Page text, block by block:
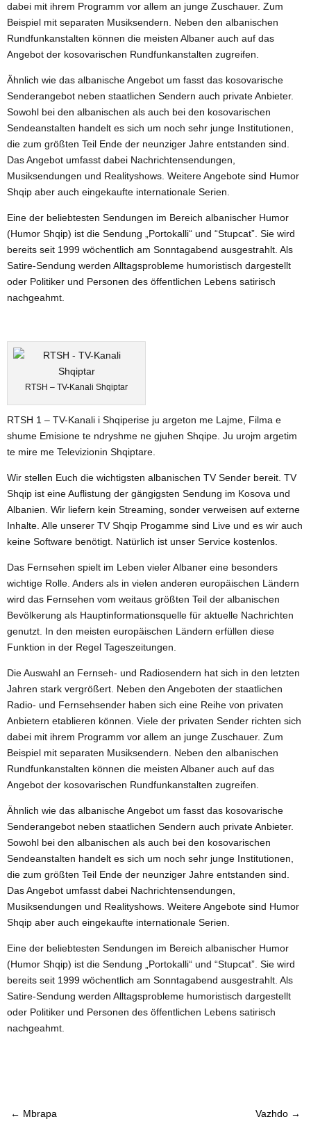
dabei mit ihrem Programm vor allem an junge Zuschauer. Zum
Beispiel mit separaten Musiksendern. Neben den albanischen
Rundfunkanstalten können die meisten Albaner auch auf das
Angebot der kosovarischen Rundfunkanstalten zugreifen.
Ähnlich wie das albanische Angebot um fasst das kosovarische
Senderangebot neben staatlichen Sendern auch private Anbieter.
Sowohl bei den albanischen als auch bei den kosovarischen
Sendeanstalten handelt es sich um noch sehr junge Institutionen,
die zum größten Teil Ende der neunziger Jahre entstanden sind.
Das Angebot umfasst dabei Nachrichtensendungen,
Musiksendungen und Realityshows. Weitere Angebote sind Humor
Shqip aber auch eingekaufte internationale Serien.
Eine der beliebtesten Sendungen im Bereich albanischer Humor
(Humor Shqip) ist die Sendung „Portokalli“ und “Stupcat”. Sie wird
bereits seit 1999 wöchentlich am Sonntagabend ausgestrahlt. Als
Satire-Sendung werden Alltagsprobleme humoristisch dargestellt
oder Politiker und Personen des öffentlichen Lebens satirisch
nachgeahmt.
RTSH – TV-Kanali Shqiptar
RTSH 1 – TV-Kanali i Shqiperise ju argeton me Lajme, Filma e
shume Emisione te ndryshme ne gjuhen Shqipe. Ju urojm argetim
te mire me Televizionin Shqiptare.
Wir stellen Euch die wichtigsten albanischen TV Sender bereit. TV
Shqip ist eine Auflistung der gängigsten Sendung im Kosova und
Albanien. Wir liefern kein Streaming, sonder verweisen auf externe
Inhalte. Alle unserer TV Shqip Progamme sind Live und es wir auch
keine Software benötigt. Natürlich ist unser Service kostenlos.
Das Fernsehen spielt im Leben vieler Albaner eine besonders
wichtige Rolle. Anders als in vielen anderen europäischen Ländern
wird das Fernsehen vom weitaus größten Teil der albanischen
Bevölkerung als Hauptinformationsquelle für aktuelle Nachrichten
genutzt. In den meisten europäischen Ländern erfüllen diese
Funktion in der Regel Tageszeitungen.
Die Auswahl an Fernseh- und Radiosendern hat sich in den letzten
Jahren stark vergrößert. Neben den Angeboten der staatlichen
Radio- und Fernsehsender haben sich eine Reihe von privaten
Anbietern etablieren können. Viele der privaten Sender richten sich
dabei mit ihrem Programm vor allem an junge Zuschauer. Zum
Beispiel mit separaten Musiksendern. Neben den albanischen
Rundfunkanstalten können die meisten Albaner auch auf das
Angebot der kosovarischen Rundfunkanstalten zugreifen.
Ähnlich wie das albanische Angebot um fasst das kosovarische
Senderangebot neben staatlichen Sendern auch private Anbieter.
Sowohl bei den albanischen als auch bei den kosovarischen
Sendeanstalten handelt es sich um noch sehr junge Institutionen,
die zum größten Teil Ende der neunziger Jahre entstanden sind.
Das Angebot umfasst dabei Nachrichtensendungen,
Musiksendungen und Realityshows. Weitere Angebote sind Humor
Shqip aber auch eingekaufte internationale Serien.
Eine der beliebtesten Sendungen im Bereich albanischer Humor
(Humor Shqip) ist die Sendung „Portokalli“ und “Stupcat”. Sie wird
bereits seit 1999 wöchentlich am Sonntagabend ausgestrahlt. Als
Satire-Sendung werden Alltagsprobleme humoristisch dargestellt
oder Politiker und Personen des öffentlichen Lebens satirisch
nachgeahmt.
← Mbrapa Vazhdo →